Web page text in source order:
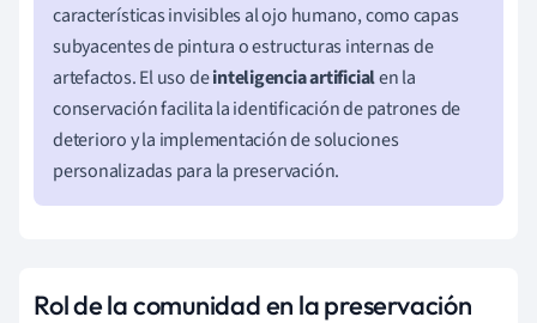
características invisibles al ojo humano, como capas
subyacentes de pintura o estructuras internas de
artefactos. El uso deinteligencia artificialen la
conservación facilita la identificación de patrones de
deterioro y la implementación de soluciones
personalizadas para la preservación.
Rol de la comunidad en la preservación